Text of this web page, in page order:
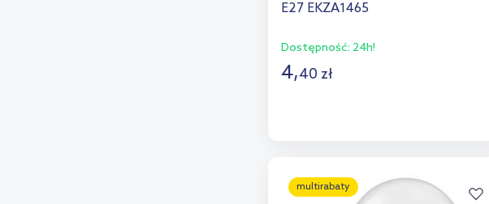
E27 EKZA1465
Dostępność: 24h!
4,40 zł
multirabaty